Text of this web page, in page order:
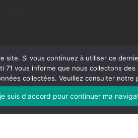
Si vous continuez à utiliser ce
vous informe que nous collectons
collectées. Veuillez consulter
suis d'accord pour continuer ma